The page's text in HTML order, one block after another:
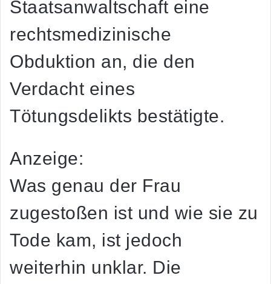
Staatsanwaltschaft eine
rechtsmedizinische
Obduktion an, die den
Verdacht eines
Tötungsdelikts bestätigte.
Anzeige:
Was genau der Frau
zugestoßen ist und wie sie zu
Tode kam, ist jedoch
weiterhin unklar. Die